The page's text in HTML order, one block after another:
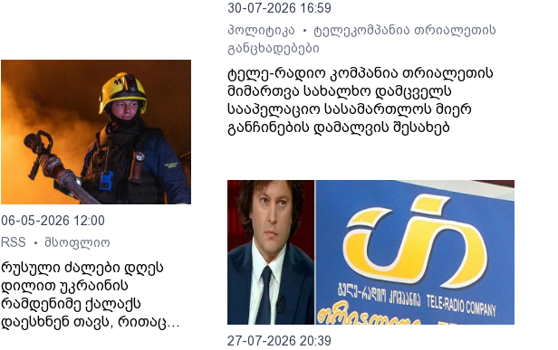
06-05-2026 12:00
RSS
• მსოფლიო
რუსული ძალები დღეს
დილით უკრაინის
რამდენიმე ქალაქს
დაესხნენ თავს, რითაც
30-07-2026 16:59
პოლიტიკა
•
ტელეკომპანია თრიალეთის
განცხადებები
ტელე-რადიო კომპანია თრიალეთის
მიმართვა სახალხო დამცველს
სააპელაციო სასამართლოს მიერ
განჩინების დამალვის შესახებ
27-07-2026 20:39